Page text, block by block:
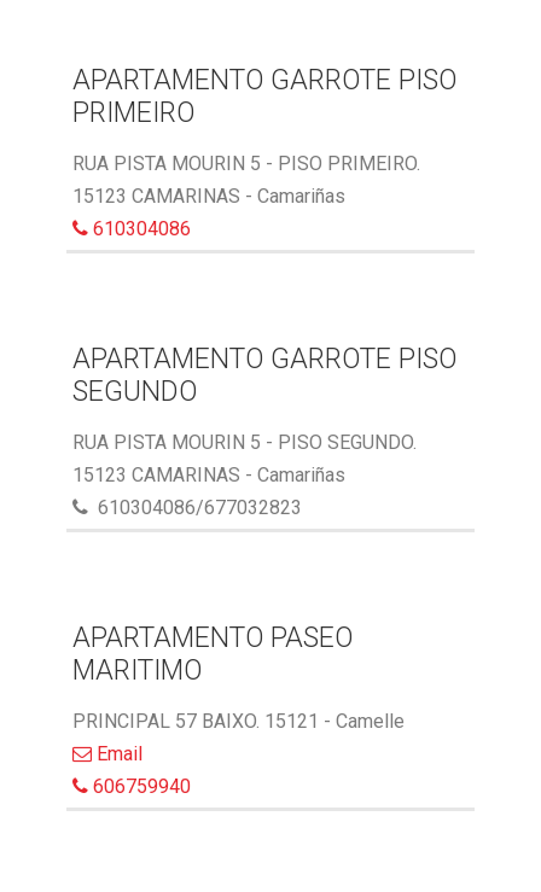
APARTAMENTO GARROTE PISO
PRIMEIRO
RUA PISTA MOURIN 5 - PISO PRIMEIRO.
15123 CAMARINAS - Camariñas
610304086
APARTAMENTO GARROTE PISO
SEGUNDO
RUA PISTA MOURIN 5 - PISO SEGUNDO.
15123 CAMARINAS - Camariñas
610304086/677032823
APARTAMENTO PASEO
MARITIMO
PRINCIPAL 57 BAIXO. 15121 - Camelle
Email
606759940